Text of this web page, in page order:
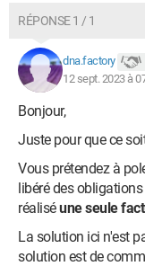
RÉPONSE 1 / 1
dna.factory
12 sept. 2023 à
Bonjour,
Juste pour que ce
Vous prétendez à
libéré des
réaliséune seule
La solution ici n'est
solution est de